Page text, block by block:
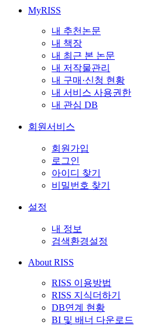
MyRISS
내 추천논문
내 책장
내 최근 본 논문
내 저작물관리
내 구매·신청 현황
내 서비스 사용권한
내 관심 DB
회원서비스
회원가입
로그인
아이디 찾기
비밀번호 찾기
설정
내 정보
검색환경설정
About RISS
RISS 이용방법
RISS 지식더하기
DB연계 현황
BI 및 배너 다운로드